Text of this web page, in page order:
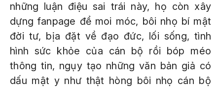
những luận điệu sai trái này, họ còn xây
dựng fanpage để moi móc, bôi nhọ bí mật
đời tư, bịa đặt về đạo đức, lối sống, tình
hình sức khỏe của cán bộ rồi bóp méo
thông tin, ngụy tạo những văn bản giả có
dấu mật y như thật hòng bôi nhọ cán bộ